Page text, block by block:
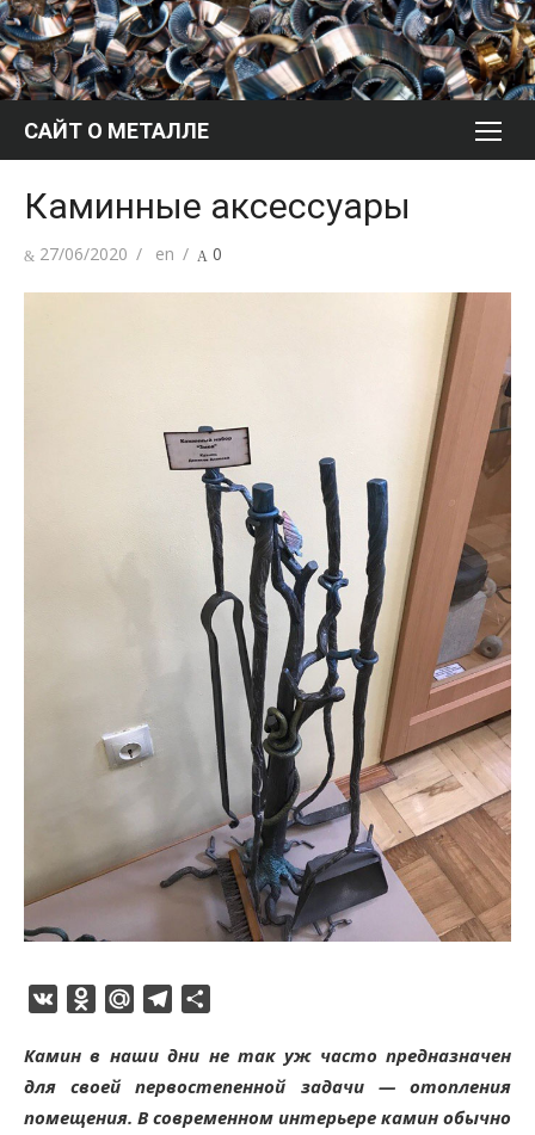
Перейти
к
содержимому
САЙТ О МЕТАЛЛЕ
Каминные аксессуары
Опубликовано
27/06/2020 Автор
en 0
VK Odnoklassniki
Mail.RuTelegram
Камин в наши дни не так уж часто предназначен
для своей первостепенной задачи — отопления
помещения. В современном интерьере камин обычно